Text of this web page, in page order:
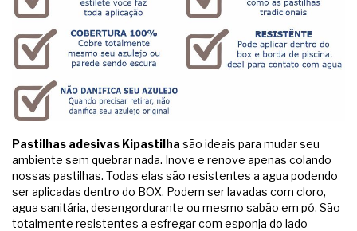
Pastilhas adesivas Kipastilha são ideais para mudar seu
ambiente sem quebrar nada. Inove e renove apenas colando
nossas pastilhas. Todas elas são resistentes a agua podendo
ser aplicadas dentro do BOX. Podem ser lavadas com cloro,
agua sanitária, desengordurante ou mesmo sabão em pó. São
totalmente resistentes a esfregar com esponja do lado